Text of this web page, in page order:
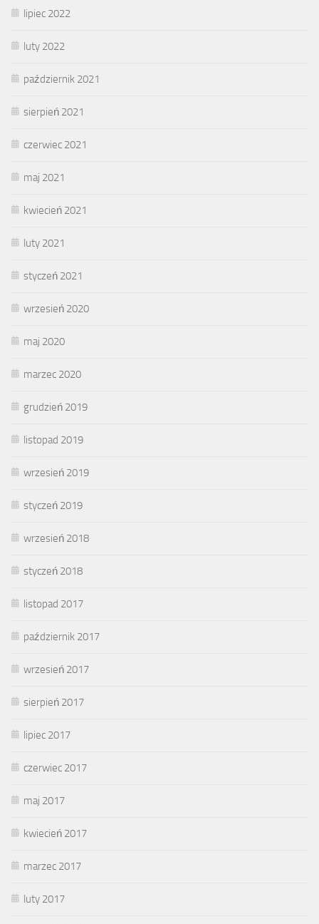
lipiec 2022
luty 2022
październik 2021
sierpień 2021
czerwiec 2021
maj 2021
kwiecień 2021
luty 2021
styczeń 2021
wrzesień 2020
maj 2020
marzec 2020
grudzień 2019
listopad 2019
wrzesień 2019
styczeń 2019
wrzesień 2018
styczeń 2018
listopad 2017
październik 2017
wrzesień 2017
sierpień 2017
lipiec 2017
czerwiec 2017
maj 2017
kwiecień 2017
marzec 2017
luty 2017